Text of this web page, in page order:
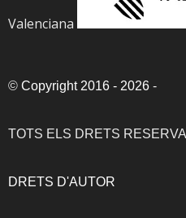
Valenciana
© Copyright 2016 - 2026 -
TOTS ELS DRETS
DRETS D'AUTOR